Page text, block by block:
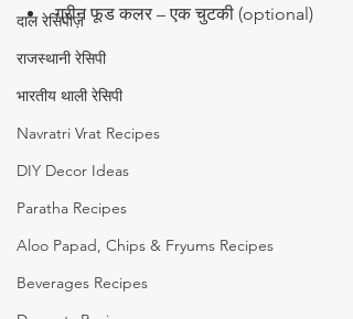
दाल रेसिपीज़
राजस्थानी रेसिपी
भारतीय थाली रेसिपी
Navratri Vrat Recipes
DIY Decor Ideas
Paratha Recipes
Aloo Papad, Chips & Fryums Recipes
Beverages Recipes
ग्रीन फूड कलर – एक चुटकी (optional)